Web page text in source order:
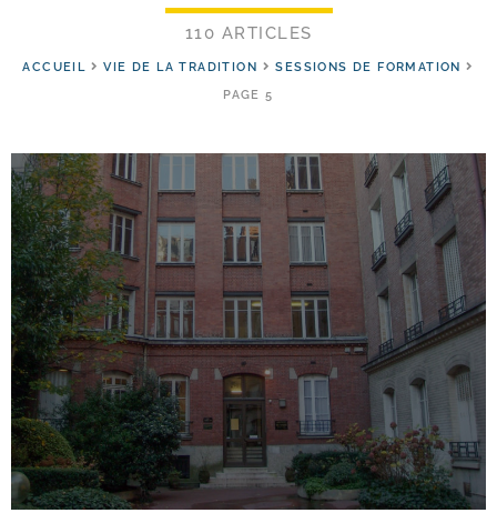
110 ARTICLES
ACCUEIL VIE DE LA TRADITION
SESSIONS DE FORMATION
PAGE 5